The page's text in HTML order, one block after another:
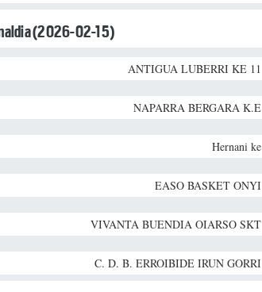
(2026-02-15)
ANTIGUA LUBERRI KE 11
NAPARRA BERGARA K.E
Hernani ke
EASO BASKET ONYI
VIVANTA BUENDIA OIARSO SKT
C. D. B. ERROIBIDE IRUN GORRI